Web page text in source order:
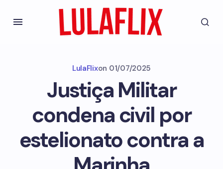
LulaFlixon 01/07/2025
Justiça Militar
condena civil por
estelionato contra a